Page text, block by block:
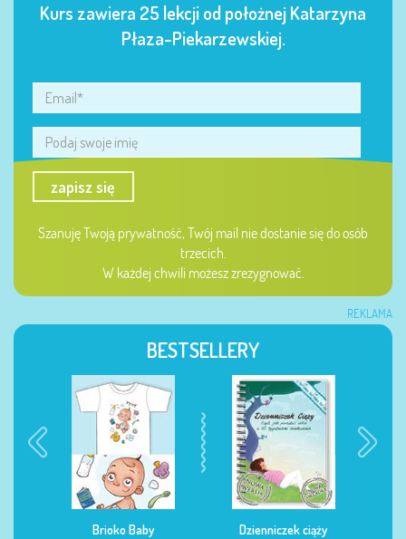
Kurs zawiera 25 lekcji od położnej Katarzyna
Płaza-Piekarzewskiej.
zapisz się
Szanuję Twoją prywatność, Twój mail nie dostanie się do osób
trzecich.
W każdej chwili możesz zrezygnować.
REKLAMA
BESTSELLERY
Dzienniczek ciąży Dzienniczek żywienia